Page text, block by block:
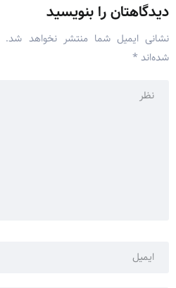
دیدگاهتان را بنویسید
نشانی ایمیل شما منتشر نخواهد شد.
شده‌اند *